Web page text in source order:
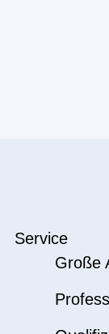
Service
Große